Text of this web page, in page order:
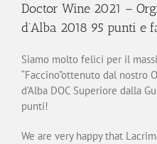
Doctor Wine 2021 –
d’Alba 2018 95 punti e
Siamo molto felici per il
“Faccino”ottenuto dal nostro
d’Alba DOC Superiore dalla
punti!
We are very happy that